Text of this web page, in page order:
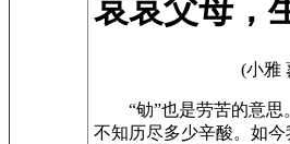
哀哀父母，
(小雅
“劬”也是劳苦的意思
不知历尽多少辛酸。如